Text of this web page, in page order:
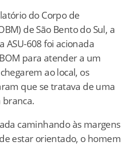
do Corpo de
de São Bento do Sul, a
ASU-608 foi acionada
para atender a um
ao local, os
que se tratava de uma
branca.
caminhando às margens
estar orientado, o homem